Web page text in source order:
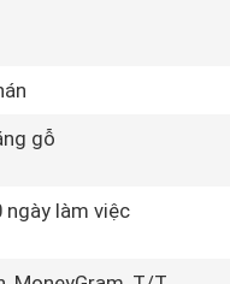
gỗ
ngày làm việc